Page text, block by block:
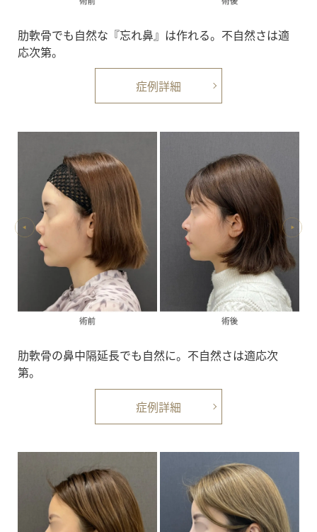
肋軟骨でも自然な『忘れ鼻』は作れる。不自然さは適
応次第。
症例詳細
肋軟骨の鼻中隔延長でも自然に。不自然さは適応次
第。
症例詳細